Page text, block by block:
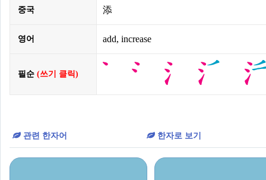
중국 添
영어 add, increase
필순 (쓰기 클릭)
관련 한자어 한자로 보기